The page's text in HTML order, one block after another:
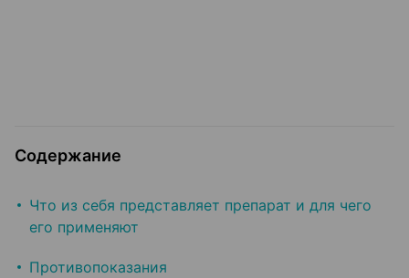
Содержание
Что из себя представляет препарат и для чего
его применяют
Противопоказания